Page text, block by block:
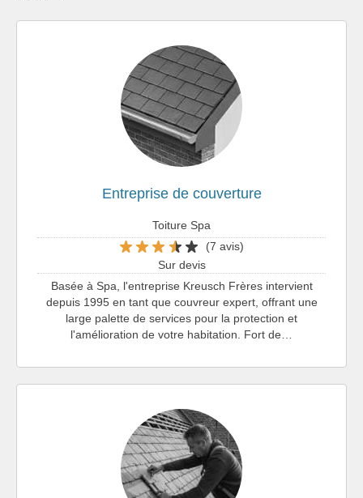
Entreprise de couverture
Toiture Spa
(7 avis)
Sur devis
Basée à Spa, l'entreprise Kreusch Frères intervient
depuis 1995 en tant que couvreur expert, offrant une
large palette de services pour la protection et
l'amélioration de votre habitation. Fort de…